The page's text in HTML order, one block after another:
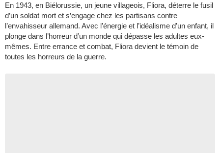
En 1943, en Biélorussie, un jeune villageois, Fliora, déterre le fusil
d’un soldat mort et s’engage chez les partisans contre
l’envahisseur allemand. Avec l’énergie et l’idéalisme d’un enfant, il
plonge dans l’horreur d’un monde qui dépasse les adultes eux-
mêmes. Entre errance et combat, Fliora devient le témoin de
toutes les horreurs de la guerre.